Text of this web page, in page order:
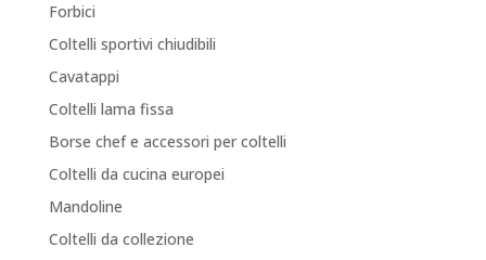
Forbici
Coltelli sportivi chiudibili
Cavatappi
Coltelli lama fissa
Borse chef e accessori per coltelli
Coltelli da cucina europei
Mandoline
Coltelli da collezione